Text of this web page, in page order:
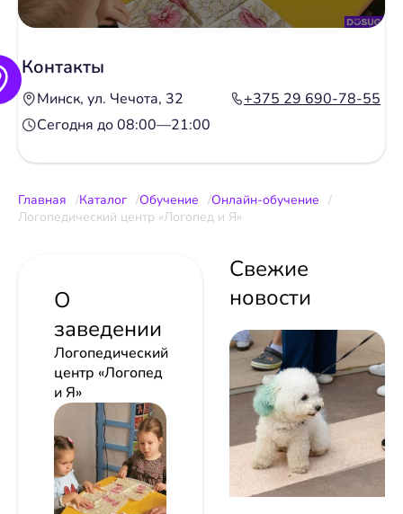
Контакты
Минск, ул. Чечота, 32
+375 29 690-78-55
Сегодня до 08:00—21:00
Главная Каталог Обучение
Онлайн-обучение
Логопедический центр «Логопед и Я»
О
заведении
Логопедический
центр «Логопед
и Я»
Свежие
новости